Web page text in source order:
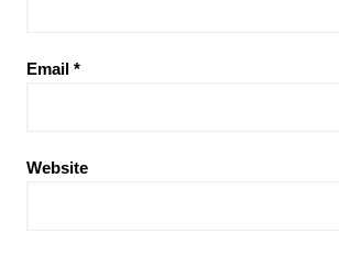
Email *
Website